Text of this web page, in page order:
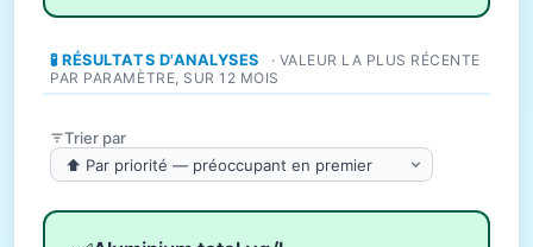
🧪 RÉSULTATS D'ANALYSES
· VALEUR LA PLUS RÉCENTE
PAR PARAMÈTRE, SUR 12 MOIS
Trier par